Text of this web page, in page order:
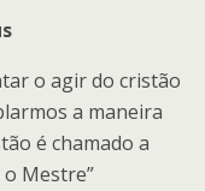
o agir do cristão
a maneira
é chamado a
Mestre”